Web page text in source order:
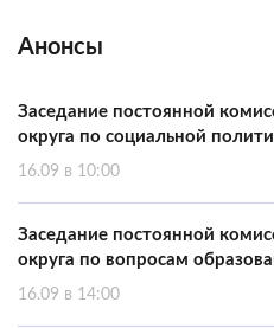
Анонсы
Заседание постоянной
округа по социальной
16.09 в 10:00
Заседание постоянной
округа по вопросам
16.09 в 14:00